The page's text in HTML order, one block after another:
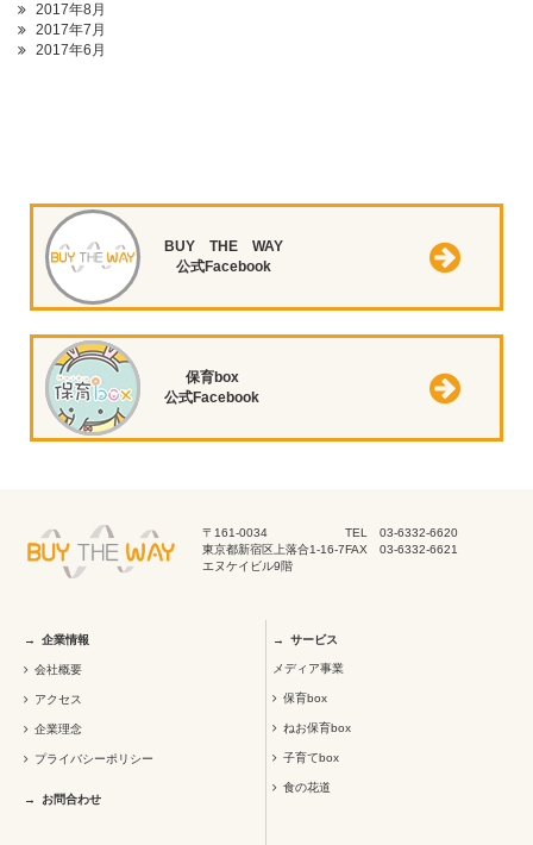
2017年8月
2017年7月
2017年6月
BUY THE WAY
公式Facebook
保育box
公式Facebook
〒161-0034
東京都新宿区上落合1-16-7
エヌケイビル9階
TEL 03-6332-6620
FAX 03-6332-6621
企業情報
会社概要
アクセス
企業理念
プライバシーポリシー
お問合わせ
サービス
メディア事業
保育box
ねお保育box
子育てbox
食の花道